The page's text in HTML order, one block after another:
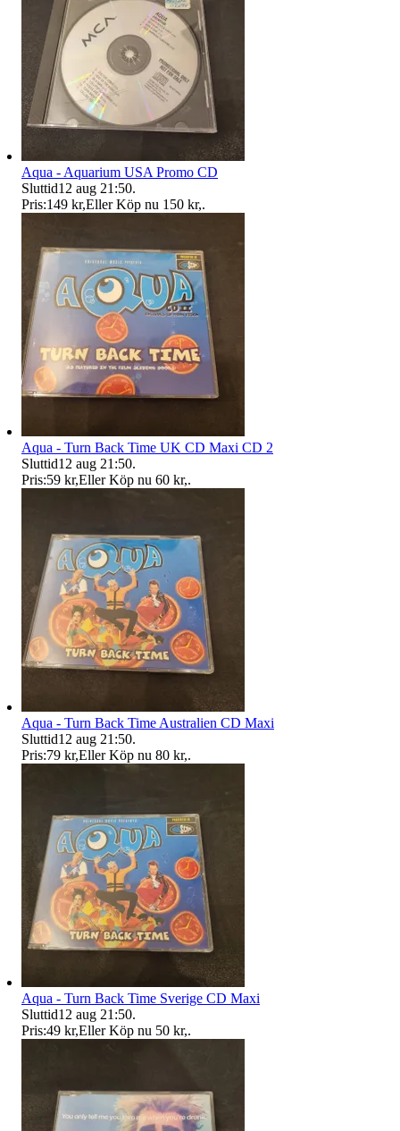
Aqua - Aquarium USA Promo CD
Sluttid12 aug 21:50.
Pris:149 kr,Eller Köp nu 150 kr,.
Aqua - Turn Back Time UK CD Maxi CD 2
Sluttid12 aug 21:50.
Pris:59 kr,Eller Köp nu 60 kr,.
Aqua - Turn Back Time Australien CD Maxi
Sluttid12 aug 21:50.
Pris:79 kr,Eller Köp nu 80 kr,.
Aqua - Turn Back Time Sverige CD Maxi
Sluttid12 aug 21:50.
Pris:49 kr,Eller Köp nu 50 kr,.